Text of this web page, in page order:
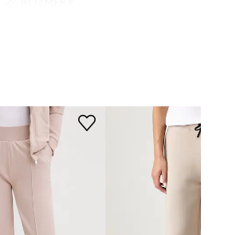
Doporučujeme zvolit velikost, kterou
běžně nosíte.
Tabulka velikosti